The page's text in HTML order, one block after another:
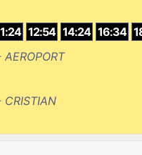
12:54 14:24 16:34